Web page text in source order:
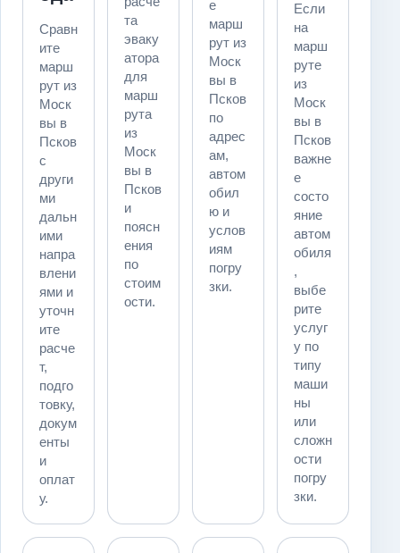
Сравн
ите
марш
рут из
Моск
вы в
Псков
с
други
ми
дальн
ими
напра
влени
ями и
уточн
ите
расче
т,
подго
товку,
докум
енты
и
оплат
у.
та
эваку
атора
для
марш
рута
из
Моск
вы в
Псков
и
поясн
ения
по
стоим
ости.
е
марш
рут из
Моск
вы в
Псков
по
адрес
ам,
автом
обил
ю и
услов
иям
погру
зки.
Если
на
марш
руте
из
Моск
вы в
Псков
важне
е
состо
яние
автом
обиля
,
выбе
рите
услуг
у по
типу
маши
ны
или
сложн
ости
погру
зки.